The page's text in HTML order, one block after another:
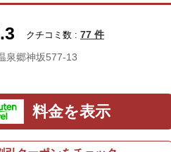
クチコミ数 : 77 件
泉郷神坂577-13
料金を表示